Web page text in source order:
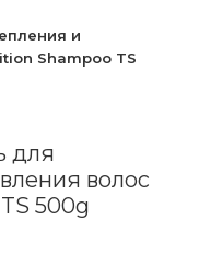
и
Shampoo TS
для
волос
500g